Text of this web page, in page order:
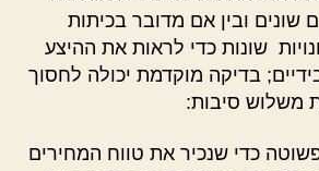
שונים ובין אם מדובר בכיתות
שונות כדי לראות את ההיצע
בדיקה מוקדמת יכולה לחסוך
משלוש סיבות:
כדי שנכיר את טווח המחירים